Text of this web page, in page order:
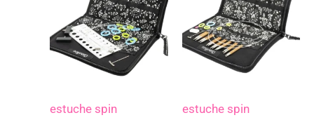
estuche spin
estuche spin